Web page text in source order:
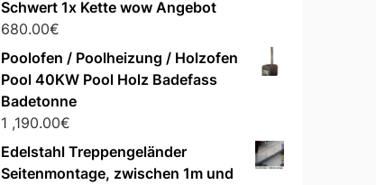
Schwert 1x Kette wow Angebot
680.00€
Poolofen / Poolheizung / Holzofen
Pool 40KW Pool Holz Badefass
Badetonne
1 ,190.00€
Edelstahl Treppengeländer
Seitenmontage, zwischen 1m und